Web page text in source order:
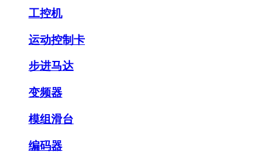
工控机
运动控制卡
步进马达
变频器
模组滑台
编码器